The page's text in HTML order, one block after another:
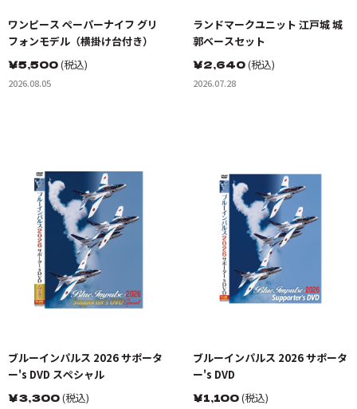
ワンピース ペーパーナイフ グリ
フォンモデル（横掛け台付き）
￥5,500(税込)
2026.08.05
ランドマークユニット 江戸城 城
郭ベースセット
￥2,640(税込)
2026.07.28
ブルーインパルス 2026 サポータ
ー's DVD スペシャル
￥3,300(税込)
ブルーインパルス 2026 サポータ
ー's DVD
￥1,100(税込)